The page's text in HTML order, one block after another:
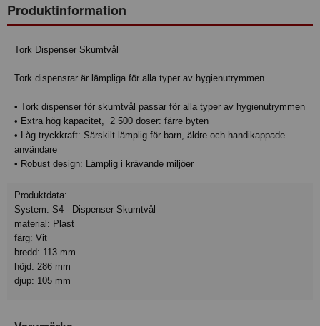
Produktinformation
Tork Dispenser Skumtvål
Tork dispensrar är lämpliga för alla typer av hygienutrymmen
• Tork dispenser för skumtvål passar för alla typer av hygienutrymmen
• Extra hög kapacitet, 2 500 doser: färre byten
• Låg tryckkraft: Särskilt lämplig för barn, äldre och handikappade
användare
• Robust design: Lämplig i krävande miljöer
Produktdata:
System: S4 - Dispenser Skumtvål
material: Plast
färg: Vit
bredd: 113 mm
höjd: 286 mm
djup: 105 mm